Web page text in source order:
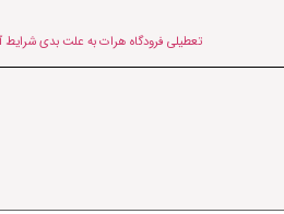
تعطیلی فرودگاه هرات به علت بدی شرایط